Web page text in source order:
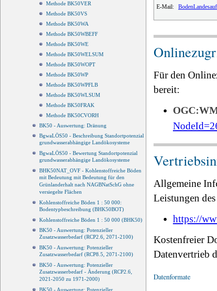
Methode BK50VER
Methode BK50VS
Methode BK50WA
Methode BK50WBEFF
Methode BK50WE
Methode BK50WELSUM
Methode BK50WOPT
Methode BK50WP
Methode BK50WPFLB
Methode BK50WLSUM
Methode BK50FRAK
Methode BK50CVORH
BK50 - Auswertung: Dränung
BgwaLÖS50 - Beschreibung Standortpotenzial
grundwasserabhängige Landökosysteme
BgwaLÖS50 - Bewertung Standortpotenzial
grundwasserabhängige Landökosysteme
BHK50NAT_OVF - Kohlenstoffreiche Böden
mit Bedeutung mit Bedeutung für den
Grünlanderhalt nach NAGBNatSchG ohne
versiegelte Flächen
Kohlenstoffreiche Böden 1 : 50 000:
Bodentypbeschreibung (BHK50BOT)
Kohlenstoffreiche Böden 1 : 50 000 (BHK50)
BK50 - Auswertung: Potenzieller
Zusatzwasserbedarf (RCP2.6, 2071-2100)
BK50 - Auswertung: Potenzieller
Zusatzwasserbedarf (RCP8.5, 2071-2100)
BK50 - Auswertung: Potenzieller
Zusatzwasserbedarf - Änderung (RCP2.6,
2021-2050 zu 1971-2000)
BK50 - Auswertung: Potenzieller
E-Mail:
Für den
bereit:
Allgemeine
Leistungen
https://
Kostenfreier
Datenvertrieb
Datenformate